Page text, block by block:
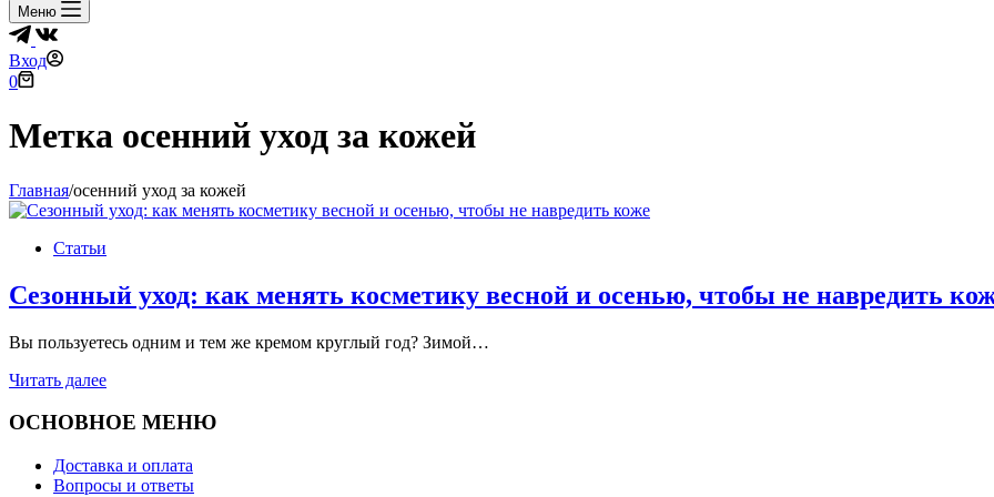
Меню
Вход
Корзина
0
Метка осенний уход за кожей
Главная/осенний уход за кожей
Статьи
Сезонный уход: как менять косметику весной и осенью, чтобы не навредить
Вы пользуетесь одним и тем же кремом круглый год? Зимой…
Читать далееСезонный
как
косметику
весной
ОСНОВНОЕ МЕНЮ
Доставка и оплата
Вопросы и ответы